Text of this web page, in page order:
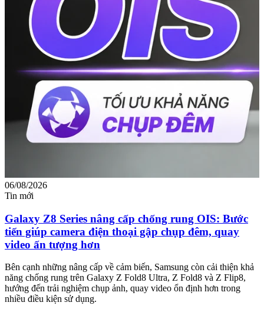
06/08/2026
Tin mới
Galaxy Z8 Series nâng cấp chống rung OIS: Bước
tiến giúp camera điện thoại gập chụp đêm, quay
video ấn tượng hơn
Bên cạnh những nâng cấp về cảm biến, Samsung còn cải thiện khả
năng chống rung trên Galaxy Z Fold8 Ultra, Z Fold8 và Z Flip8,
hướng đến trải nghiệm chụp ảnh, quay video ổn định hơn trong
nhiều điều kiện sử dụng.